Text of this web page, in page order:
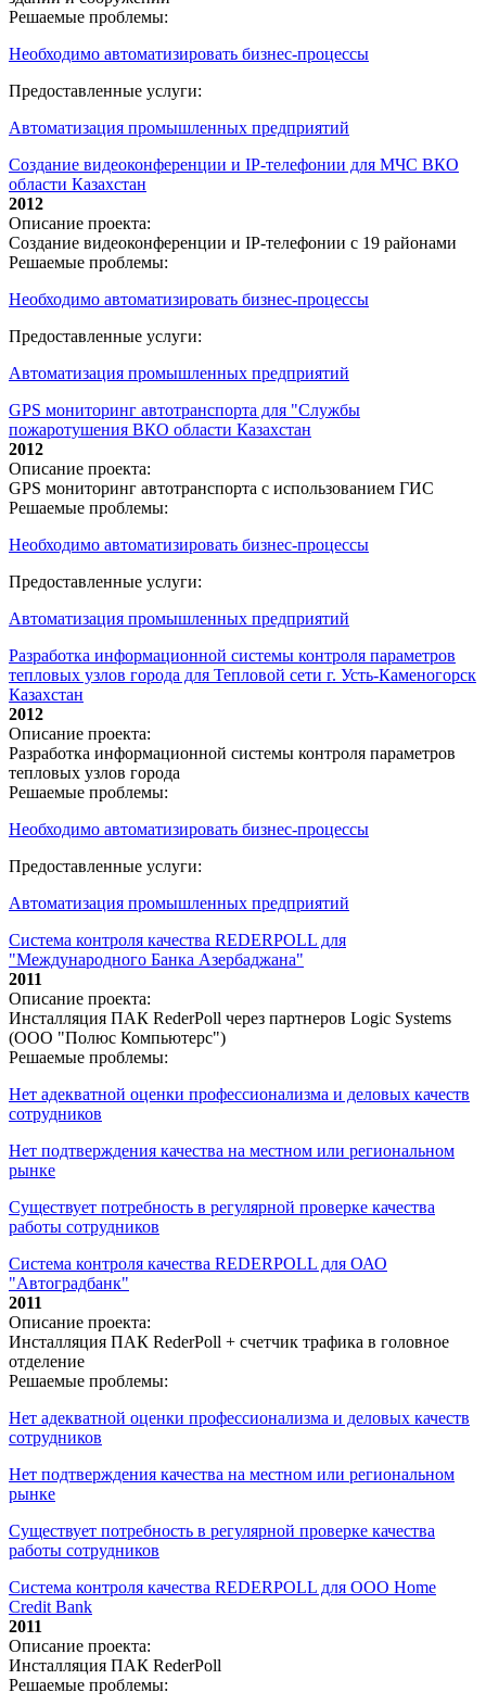
Решаемые проблемы:
Необходимо автоматизировать бизнес-процессы
Предоставленные услуги:
Автоматизация промышленных предприятий
Создание видеоконференции и IP-телефонии для МЧС ВКО
области Казахстан
2012
Описание проекта:
Создание видеоконференции и IP-телефонии с 19 районами
Решаемые проблемы:
Необходимо автоматизировать бизнес-процессы
Предоставленные услуги:
Автоматизация промышленных предприятий
GPS мониторинг автотранспорта для "Службы
пожаротушения ВКО области Казахстан
2012
Описание проекта:
GPS мониторинг автотранспорта с использованием ГИС
Решаемые проблемы:
Необходимо автоматизировать бизнес-процессы
Предоставленные услуги:
Автоматизация промышленных предприятий
Разработка информационной системы контроля параметров
тепловых узлов города для Тепловой сети г. Усть-Каменогорск
Казахстан
2012
Описание проекта:
Разработка информационной системы контроля параметров
тепловых узлов города
Решаемые проблемы:
Необходимо автоматизировать бизнес-процессы
Предоставленные услуги:
Автоматизация промышленных предприятий
Система контроля качества REDERPOLL для
"Международного Банка Азербаджана"
2011
Описание проекта:
Инсталляция ПАК RederPoll через партнеров Logic Systems
(ООО "Полюс Компьютерс")
Решаемые проблемы:
Нет адекватной оценки профессионализма и деловых качеств
сотрудников
Нет подтверждения качества на местном или региональном
рынке
Существует потребность в регулярной проверке качества
работы сотрудников
Система контроля качества REDERPOLL для ОАО
"Автоградбанк"
2011
Описание проекта:
Инсталляция ПАК RederPoll + счетчик трафика в головное
отделение
Решаемые проблемы:
Нет адекватной оценки профессионализма и деловых качеств
сотрудников
Нет подтверждения качества на местном или региональном
рынке
Существует потребность в регулярной проверке качества
работы сотрудников
Система контроля качества REDERPOLL для ООО Home
Credit Bank
2011
Описание проекта:
Инсталляция ПАК RederPoll
Решаемые проблемы: